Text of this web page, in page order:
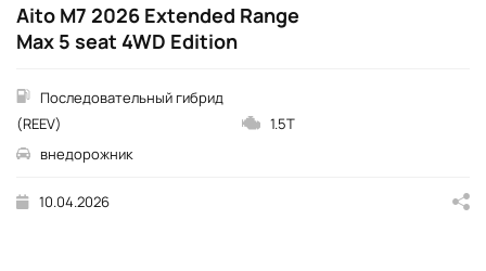
Aito M7 2026 Extended Range
Max 5 seat 4WD Edition
Последовательный гибрид
(REEV)
1.5T
внедорожник
10.04.2026